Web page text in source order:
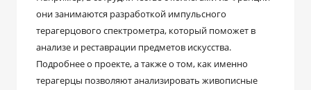
они занимаются разработкой импульсного
терагерцового спектрометра, который поможет в
анализе и реставрации предметов искусства.
Подробнее о проекте, а также о том, как именно
терагерцы позволяют анализировать живописные